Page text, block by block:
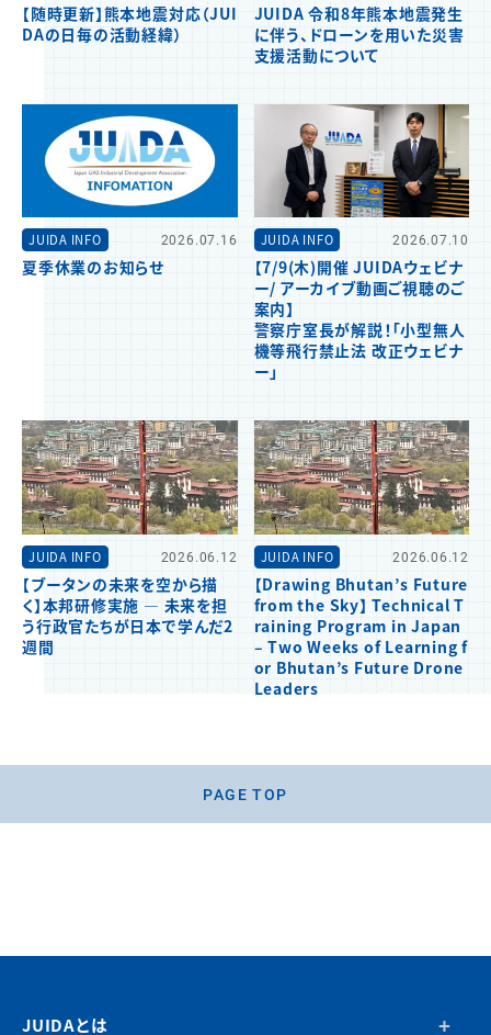
【随時更新】熊本地震対応（JUI
DAの日毎の活動経緯）
JUIDA 令和8年熊本地震発生
に伴う、ドローンを用いた災害
支援活動について
JUIDA INFO 2026.07.16
夏季休業のお知らせ
JUIDA INFO 2026.07.10
【7/9(木)開催 JUIDAウェビナ
ー/ アーカイブ動画ご視聴のご
案内】
警察庁室長が解説！「小型無人
機等飛行禁止法 改正ウェビナ
ー」
JUIDA INFO 2026.06.12
【ブータンの未来を空から描
く】本邦研修実施 ― 未来を担
う行政官たちが日本で学んだ2
週間
JUIDA INFO 2026.06.12
【Drawing Bhutan’s Future
from the Sky】 Technical T
raining Program in Japan
– Two Weeks of Learning f
or Bhutan’s Future Drone
Leaders
PAGE TOP
JUIDAとは